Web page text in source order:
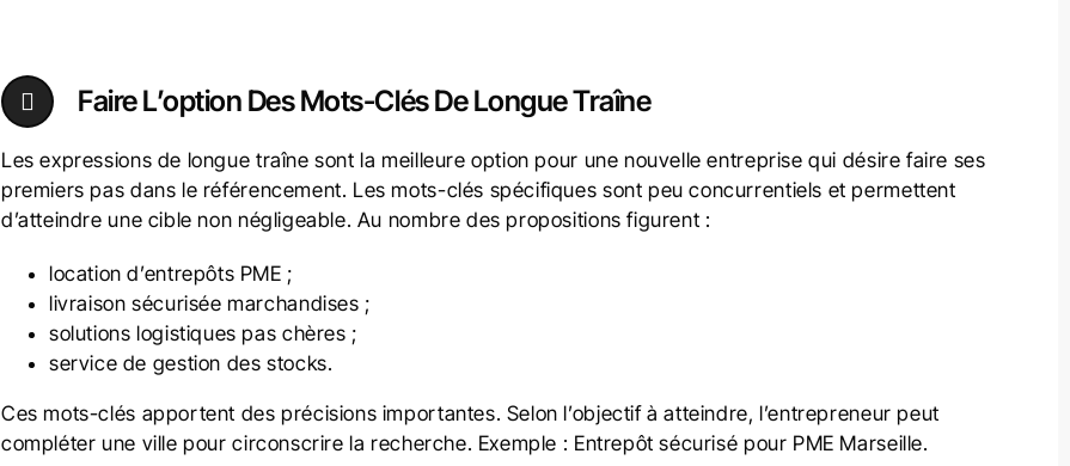
Faire L’option Des Mots-Clés De Longue Traîne
Les expressions de longue traîne sont la meilleure option pour une nouvelle entreprise qui désire faire ses
premiers pas dans le référencement. Les mots-clés spécifiques sont peu concurrentiels et permettent
d’atteindre une cible non négligeable. Au nombre des propositions figurent :
location d’entrepôts PME ;
livraison sécurisée marchandises ;
solutions logistiques pas chères ;
service de gestion des stocks.
Ces mots-clés apportent des précisions importantes. Selon l’objectif à atteindre, l’entrepreneur peut
compléter une ville pour circonscrire la recherche. Exemple : Entrepôt sécurisé pour PME Marseille.